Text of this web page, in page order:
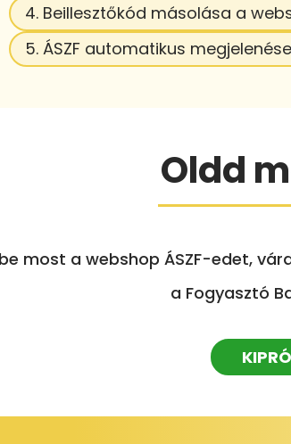
4. Beillesztőkód másolása a
5. ÁSZF automatikus
Oldd
most a webshop ÁSZF-edet,
a Fogyasztó